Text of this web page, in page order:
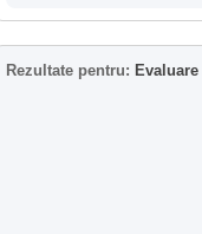
Rezultate pentru: